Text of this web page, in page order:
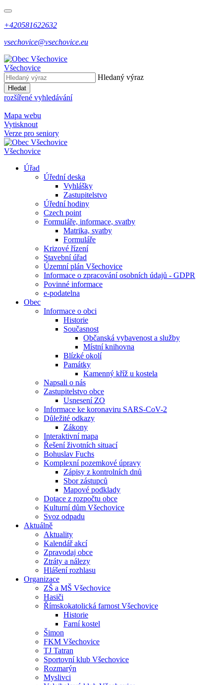
+420581622632
vsechovice@vsechovice.eu
Všechovice
Hledaný výraz
Hledat
rozšířené vyhledávání
Mapa webu
Vytisknout
Verze pro seniory
Všechovice
Úřad
Úřední deska
Vyhlášky
Zastupitelstvo
Úřední hodiny
Czech point
Formuláře, informace, svatby
Matrika, svatby
Formuláře
Krizové řízení
Stavební úřad
Územní plán Všechovice
Informace o zpracování osobních údajů - GDPR
Povinné informace
e-podatelna
Obec
Informace o obci
Historie
Současnost
Občanská vybavenost a služby
Místní knihovna
Blízké okolí
Památky
Kamenný kříž u kostela
Napsali o nás
Zastupitelstvo obce
Usnesení ZO
Informace ke koronaviru SARS-CoV-2
Důležité odkazy
Zákony
Interaktivní mapa
Řešení životních situací
Bohuslav Fuchs
Komplexní pozemkové úpravy
Zápisy z kontrolních dnů
Sbor zástupců
Mapové podklady
Dotace z rozpočtu obce
Kulturní dům Všechovice
Svoz odpadu
Aktuálně
Aktuality
Kalendář akcí
Zpravodaj obce
Ztráty a nálezy
Hlášení rozhlasu
Organizace
ZŠ a MŠ Všechovice
Hasiči
Římskokatolická farnost Všechovice
Historie
Farní kostel
Šimon
FKM Všechovice
TJ Tatran
Sportovní klub Všechovice
Rozmarýn
Myslivci